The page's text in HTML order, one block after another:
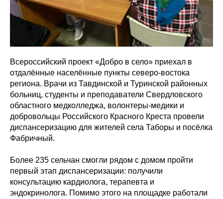
Всероссийский проект «Добро в село» приехал в
отдалённые населённые пункты северо-востока
региона. Врачи из Тавдинской и Туринской районных
больниц, студенты и преподаватели Свердловского
областного медколледжа, волонтеры-медики и
добровольцы Российского Красного Креста провели
диспансеризацию для жителей села Таборы и посёлка
Фабричный.
Более 235 сельчан смогли рядом с домом пройти
первый этап диспансеризации: получили
консультацию кардиолога, терапевта и
эндокринолога. Помимо этого на площадке работали